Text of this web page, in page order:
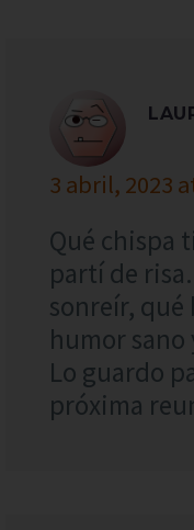
3 abril, 2023
Qué chispa
partí de
sonreír, qué
humor sano
Lo guardo
próxima